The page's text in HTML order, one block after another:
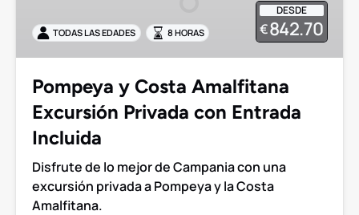
Privada
con
Incluida
DESDE
€842.70
TODAS LAS EDADES 8 HORAS
Pompeya y Costa Amalfitana
Excursión Privada con Entrada
Incluida
Disfrute de lo mejor de Campania con una
excursión privada a Pompeya y la Costa
Amalfitana.